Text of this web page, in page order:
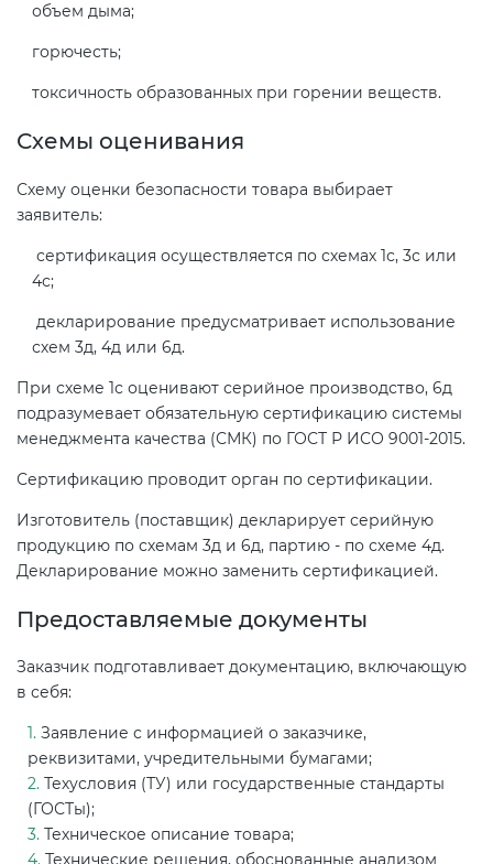
объем дыма;
горючесть;
токсичность образованных при горении веществ.
Схемы оценивания
Схему оценки безопасности товара выбирает
заявитель:
сертификация осуществляется по схемах 1с, 3с или
4с;
декларирование предусматривает использование
схем 3д, 4д или 6д.
При схеме 1с оценивают серийное производство, 6д
подразумевает обязательную сертификацию системы
менеджмента качества (СМК) по ГОСТ Р ИСО 9001-2015.
Сертификацию проводит орган по сертификации.
Изготовитель (поставщик) декларирует серийную
продукцию по схемам 3д и 6д, партию - по схеме 4д.
Декларирование можно заменить сертификацией.
Предоставляемые документы
Заказчик подготавливает документацию, включающую
в себя:
Заявление с информацией о заказчике,
реквизитами, учредительными бумагами;
Техусловия (ТУ) или государственные стандарты
(ГОСТы);
Техническое описание товара;
Технические решения, обоснованные анализом